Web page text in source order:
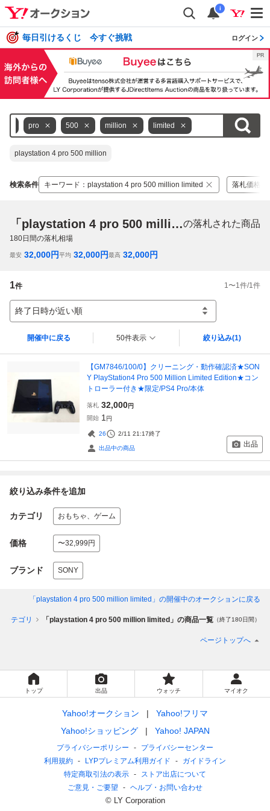
i
毎日引けるくじ 今すぐ挑戦 ログイン
pro 500 million limited
playstation 4 pro 500 million
検索条件 キーワード ： playstation 4 pro 500 million limited 落札価格
「playstation 4 pro 500 million limited」の落札された商品
180日間の落札相場
最安 32,000円平均 32,000円最高 32,000円
1件 1 〜1 件/1 件
終了日時が近い順
開催中に戻る 50件表示 絞り込み(1)
【GM7846/100/0】クリーニング・動作確認済★SON
Y PlayStation4 Pro 500 Million Limited Edition★コン
トローラー付き★限定/PS4 Pro/本体
落札 32,000円
開始 1 円
26 2/11 21:17終了
出品中の商品 出品
絞り込み条件を追加
カテゴリ おもちゃ、ゲーム
価格 〜32,999円
ブランド SONY
「playstation 4 pro 500 million limited」 の開催中のオークションに戻る
カテゴリ 「playstation 4 pro 500 million limited」の商品一覧 （終了180日間）
ページトップへ
トップ 出品 ウォッチ マイオク
Yahoo!オークション
Yahoo!フリマ
Yahoo!ショッピング
Yahoo! JAPAN
プライバシーポリシー
プライバシーセンター
利用規約
LYPプレミアム利用ガイド
ガイドライン
特定商取引法の表示
ストア出店について
ご意見・ご要望
ヘルプ・お問い合わせ
© LY Corporation